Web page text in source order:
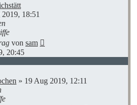
18:51
von sam
20:45
» 19 Aug 2019, 12:11